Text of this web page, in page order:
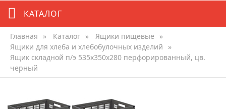
КАТАЛОГ
Главная » Каталог » Ящики пищевые
»
Ящики для хлеба и хлебобулочных изделий
»
Ящик складной п/э 535х350х280 перфорированный, цв.
черный